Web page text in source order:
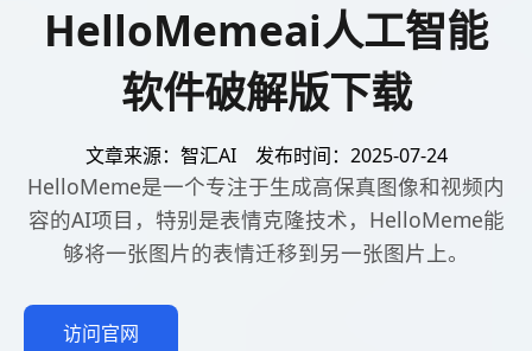
HelloMemeai人工智能
软件破解版下载
文章来源：智汇AI 发布时间：2025-07-24
HelloMeme是一个专注于生成高保真图像和视频内
容的AI项目，特别是表情克隆技术，HelloMeme能
够将一张图片的表情迁移到另一张图片上。
访问官网